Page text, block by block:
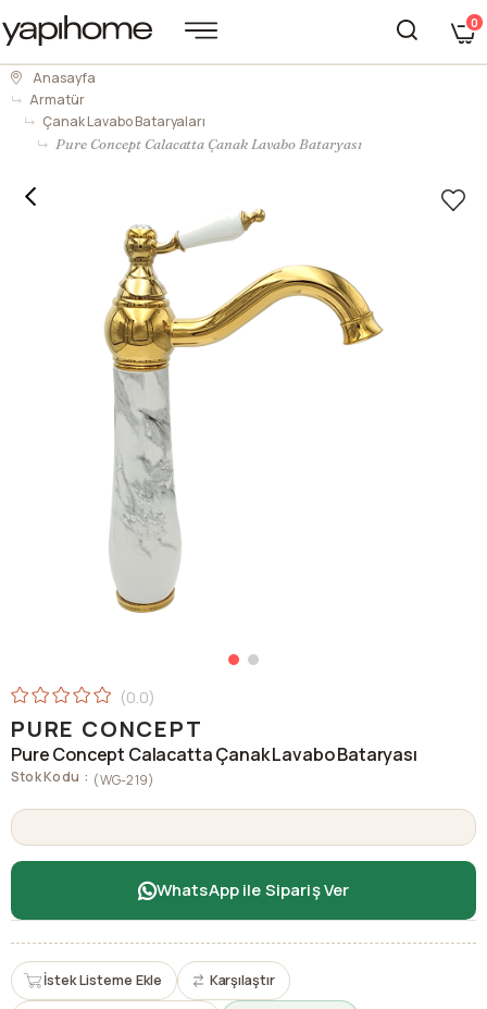
0
Anasayfa
Armatür
Çanak Lavabo Bataryaları
Pure Concept Calacatta Çanak Lavabo Bataryası
0.0
PURE CONCEPT
Pure Concept Calacatta Çanak Lavabo Bataryası
Stok Kodu (WG-219)
WhatsApp ile Sipariş Ver
İstek Listeme Ekle Karşılaştır